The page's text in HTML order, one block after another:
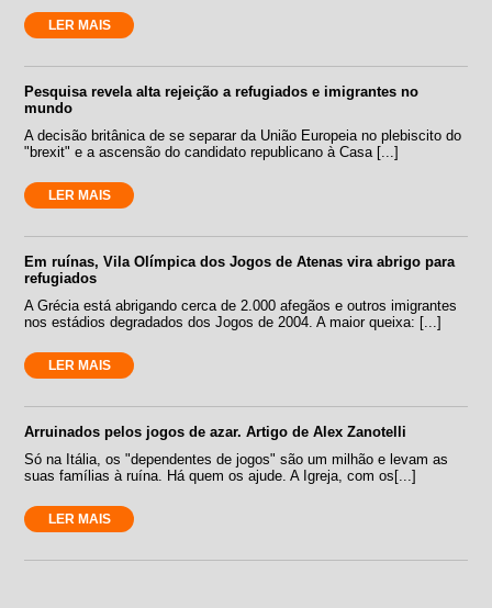
LER MAIS
Pesquisa revela alta rejeição a refugiados e imigrantes no
mundo
A decisão britânica de se separar da União Europeia no plebiscito do
"brexit" e a ascensão do candidato republicano à Casa [...]
LER MAIS
Em ruínas, Vila Olímpica dos Jogos de Atenas vira abrigo para
refugiados
A Grécia está abrigando cerca de 2.000 afegãos e outros imigrantes
nos estádios degradados dos Jogos de 2004. A maior queixa: [...]
LER MAIS
Arruinados pelos jogos de azar. Artigo de Alex Zanotelli
Só na Itália, os "dependentes de jogos" são um milhão e levam as
suas famílias à ruína. Há quem os ajude. A Igreja, com os[...]
LER MAIS